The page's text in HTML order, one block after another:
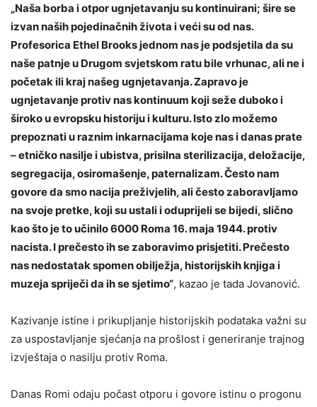
„Naša borba i otpor ugnjetavanju su kontinuirani; šire se
izvan naših pojedinačnih života i veći su od nas.
Profesorica Ethel Brooks jednom nas je podsjetila da su
naše patnje u Drugom svjetskom ratu bile vrhunac, ali ne i
početak ili kraj našeg ugnjetavanja. Zapravo je
ugnjetavanje protiv nas kontinuum koji seže duboko i
široko u evropsku historiju i kulturu. Isto zlo možemo
prepoznati u raznim inkarnacijama koje nas i danas prate
– etničko nasilje i ubistva, prisilna sterilizacija, deložacije,
segregacija, osiromašenje, paternalizam. Često nam
govore da smo nacija preživjelih, ali često zaboravljamo
na svoje pretke, koji su ustali i oduprijeli se bijedi, slično
kao što je to učinilo 6000 Roma 16. maja 1944. protiv
nacista. I prečesto ih se zaboravimo prisjetiti. Prečesto
nas nedostatak spomen obilježja, historijskih knjiga i
muzeja spriječi da ih se sjetimo“, kazao je tada Jovanović.
Kazivanje istine i prikupljanje historijskih podataka važni su
za uspostavljanje sjećanja na prošlost i generiranje trajnog
izvještaja o nasilju protiv Roma.
Danas Romi odaju počast otporu i govore istinu o progonu